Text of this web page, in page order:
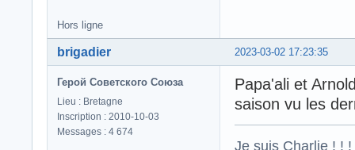
Hors ligne
2023-03-02 17:23:35
brigadier
Герой Советского Союза
Lieu : Bretagne
Inscription : 2010-10-03
Messages : 4 674
Papa'ali et
saison vu les
Je suis Charlie ! ! !